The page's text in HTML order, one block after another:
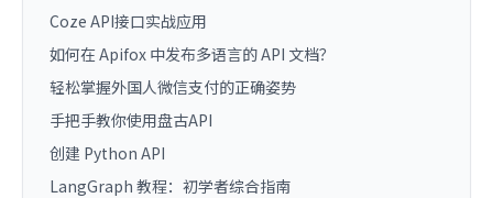
Coze API接口实战应用
如何在 Apifox 中发布多语言的 API 文档？
轻松掌握外国人微信支付的正确姿势
手把手教你使用盘古API
创建 Python API
LangGraph 教程：初学者综合指南